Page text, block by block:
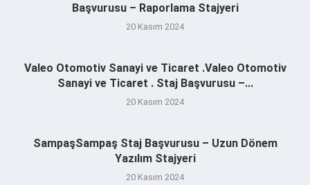
Başvurusu – Raporlama Stajyeri
20 Kasım 2024
Valeo Otomotiv Sanayi ve Ticaret .Valeo Otomotiv
Sanayi ve Ticaret . Staj Başvurusu –...
20 Kasım 2024
SampaşSampaş Staj Başvurusu – Uzun Dönem
Yazılım Stajyeri
20 Kasım 2024